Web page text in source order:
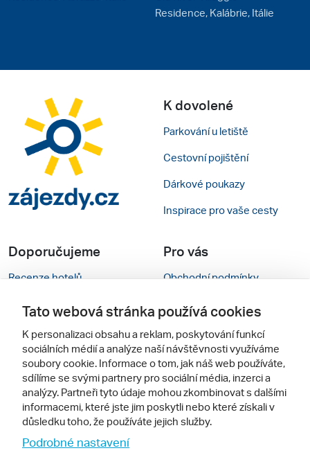
Residence, Kalábrie, Itálie
K dovolené
Parkování u letiště
Cestovní pojištění
Dárkové poukazy
Inspirace pro vaše cesty
Doporučujeme
Recenze hotelů
Rady na cestu
Cestovní kanceláře
Zájazdy.sk
Pro vás
Obchodní podmínky
Kontakty
Nastavení cookies
Verze webu pro PC
Sledujte nás
Tato webová stránka používá cookies
K personalizaci obsahu a reklam, poskytování funkcí
sociálních médií a analýze naší návštěvnosti využíváme
soubory cookie. Informace o tom, jak náš web používáte,
sdílíme se svými partnery pro sociální média, inzerci a
analýzy. Partneři tyto údaje mohou zkombinovat s dalšími
informacemi, které jste jim poskytli nebo které získali v
důsledku toho, že používáte jejich služby.
Podrobné nastavení